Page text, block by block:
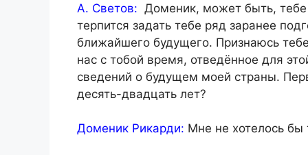
А. Светов: Доменик, может быть,
терпится задать тебе ряд заранее
ближайшего будущего. Признаюсь
нас с тобой время, отведённое для
сведений о будущем моей страны.
десять-двадцать лет?
Доменик Рикарди: Мне не хотелось бы